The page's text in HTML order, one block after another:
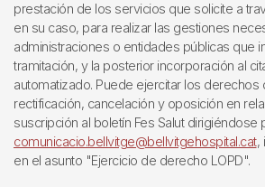
prestación de los servicios que solicite a
en su caso, para realizar las gestiones
administraciones o entidades públicas que
tramitación, y la posterior incorporación al
automatizado. Puede ejercitar los derechos
rectificación, cancelación y oposición en
suscripción al boletín Fes Salut dirigiéndose
comunicacio.bellvitge@bellvitgehospital.cat,
en el asunto "Ejercicio de derecho LOPD".